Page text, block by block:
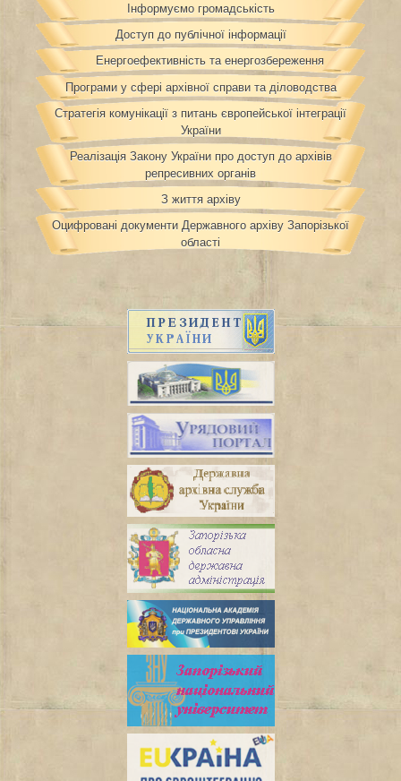
Інформуємо громадськість
Доступ до публічної інформації
Енергоефективність та енергозбереження
Програми у сфері архівної справи та діловодства
Стратегія комунікації з питань європейської інтеграції
України
Реалізація Закону України про доступ до архівів
репресивних органів
З життя архіву
Оцифровані документи Державного архіву Запорізької
області